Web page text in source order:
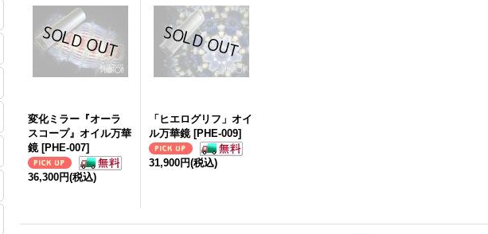
変化ミラー『オーラ
スコープ』オイル万華
鏡 [PHE-007]
36,300円(税込)
「ヒエログリフ」オイ
ル万華鏡 [PHE-009]
31,900円(税込)